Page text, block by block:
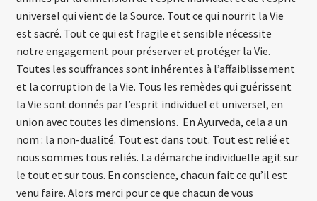
universel qui vient de la Source. Tout ce qui nourrit la Vie
est sacré. Tout ce qui est fragile et sensible nécessite
notre engagement pour préserver et protéger la Vie.
Toutes les souffrances sont inhérentes à l’affaiblissement
et la corruption de la Vie. Tous les remèdes qui guérissent
la Vie sont donnés par l’esprit individuel et universel, en
union avec toutes les dimensions. En Ayurveda, cela a un
nom : la non-dualité. Tout est dans tout. Tout est relié et
nous sommes tous reliés. La démarche individuelle agit sur
le tout et sur tous. En conscience, chacun fait ce qu’il est
venu faire. Alors merci pour ce que chacun de vous